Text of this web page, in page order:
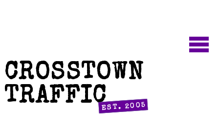
CROSSTOWN
TRAFFICEST. 2005